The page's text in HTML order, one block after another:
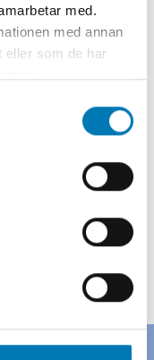
med.
med annan
eller som de har
att få en
för
att din